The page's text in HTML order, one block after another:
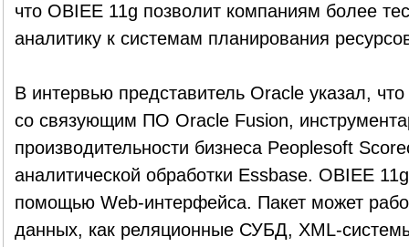
что OBIEE 11g позволит компаниям более
аналитику к системам планирования
В интервью представитель Oracle указал,
со связующим ПО Oracle Fusion,
производительности бизнеса Peoplesoft
аналитической обработки Essbase. OBIEE
помощью Web-интерфейса. Пакет может
данных, как реляционные СУБД, XML-